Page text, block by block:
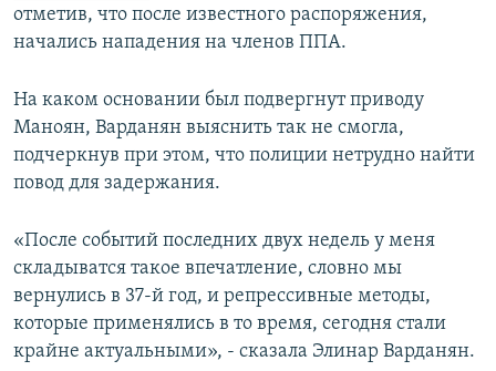
отметив, что после известного распоряжения,
начались нападения на членов ППА.
На каком основании был подвергнут приводу
Маноян, Варданян выяснить так не смогла,
подчеркнув при этом, что полиции нетрудно найти
повод для задержания.
«После событий последних двух недель у меня
складыватся такое впечатление, словно мы
вернулись в 37-й год, и репрессивные методы,
которые применялись в то время, сегодня стали
крайне актуальными», - сказала Элинар Варданян.